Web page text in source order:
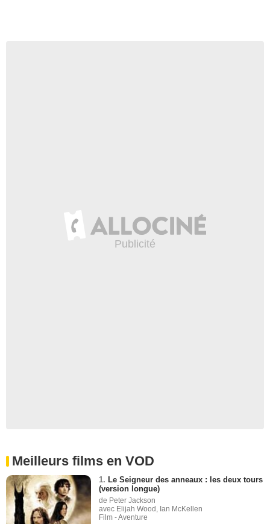
Meilleurs films en VOD
1. Le Seigneur des anneaux : les deux tours
(version longue)
de Peter Jackson
avec Elijah Wood, Ian McKellen
Film - Aventure